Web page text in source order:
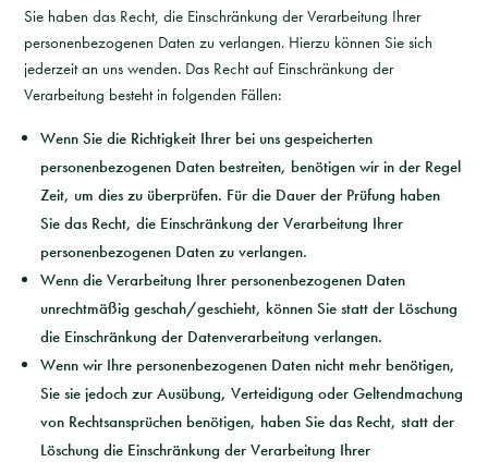
Sie haben das Recht, die Einschränkung der Verarbeitung Ihrer
personenbezogenen Daten zu verlangen. Hierzu können Sie sich
jederzeit an uns wenden. Das Recht auf Einschränkung der
Verarbeitung besteht in folgenden Fällen:
Wenn Sie die Richtigkeit Ihrer bei uns gespeicherten
personenbezogenen Daten bestreiten, benötigen wir in der Regel
Zeit, um dies zu überprüfen. Für die Dauer der Prüfung haben
Sie das Recht, die Einschränkung der Verarbeitung Ihrer
personenbezogenen Daten zu verlangen.
Wenn die Verarbeitung Ihrer personenbezogenen Daten
unrechtmäßig geschah/geschieht, können Sie statt der Löschung
die Einschränkung der Datenverarbeitung verlangen.
Wenn wir Ihre personenbezogenen Daten nicht mehr benötigen,
Sie sie jedoch zur Ausübung, Verteidigung oder Geltendmachung
von Rechtsansprüchen benötigen, haben Sie das Recht, statt der
Löschung die Einschränkung der Verarbeitung Ihrer